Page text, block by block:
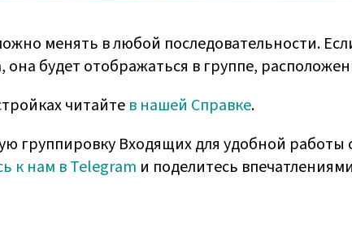
менять в любой последовательности.
будет отображаться в группе,
читайте в нашей Справке.
группировку Входящих для удобной работы
к нам в Telegram и поделитесь